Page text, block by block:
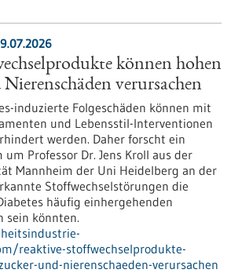
können hohen
verursachen
induzierte Folgeschäden können mit
und Lebensstil-Interventionen
werden. Daher forscht ein
Professor Dr. Jens Kroll aus der
Mannheim der Uni Heidelberg an der
Stoffwechselstörungen die
häufig einhergehenden
sein könnten.
reaktive-stoffwechselprodukte-
und-nierenschaeden-verursachen